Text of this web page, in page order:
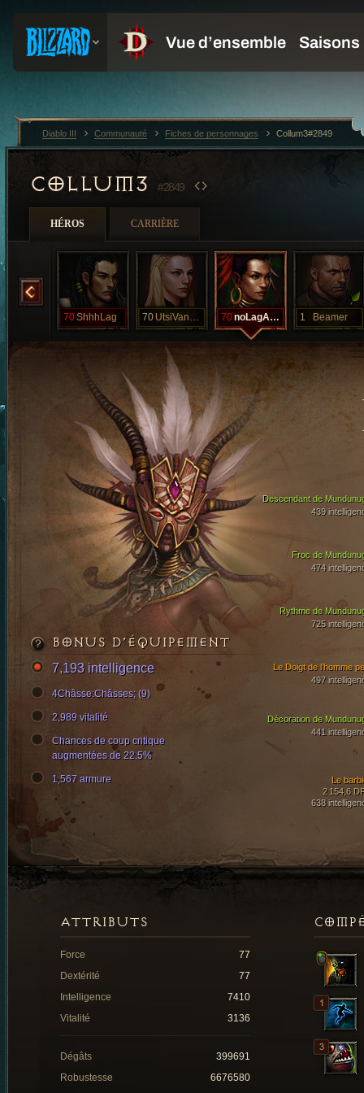
COLLUM3 #2849
HÉROS CARRIÈRE
70ShhhLag 70 UtsiVanEyk 70 noLagAgainPs 1 Beamer
Froc de
474
Rythme de
725
Descendant de
439
Décoration de
441
Le
2 154,6
638
Le Doigt de l’homme
497
BONUS D’ÉQUIPEMENT
7,193 intelligence
4Châsse:Châsses; (9)
2,989 vitalité
Chances de coup critique
augmentées de 22.5%
1,567 armure
ATTRIBUTS
Force
77
Dextérité
77
Intelligence
7410
Vitalité
3136
Dégâts
399691
Robustesse
6676580
Diablo III Communauté Fiches de personnages Collum3#2849